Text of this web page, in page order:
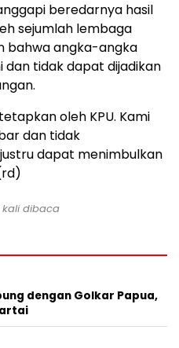
beredarnya hasil
sejumlah lembaga
bahwa angka-angka
tidak dapat dijadikan
oleh KPU. Kami
dan tidak
dapat menimbulkan
kali dibaca
dengan Golkar Papua,